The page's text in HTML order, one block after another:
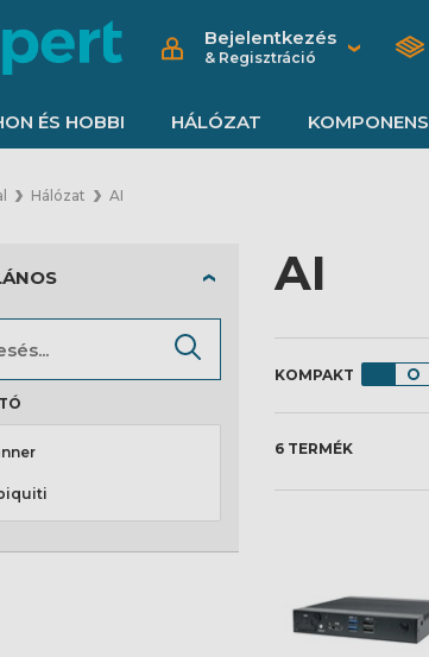
Bejelentkezés
& Regisztráció
ÉS HOBBI HÁLÓZAT KOMPONENS
Hálózat AI
AI
6 TERMÉK